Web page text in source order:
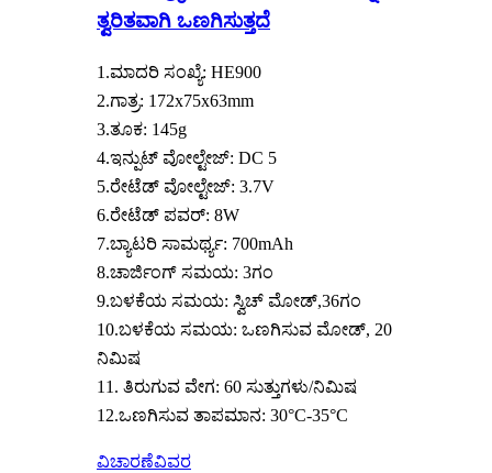
ತ್ವರಿತವಾಗಿ ಒಣಗಿಸುತ್ತದೆ
1.ಮಾದರಿ ಸಂಖ್ಯೆ: HE900
2.ಗಾತ್ರ: 172x75x63mm
3.ತೂಕ: 145g
4.ಇನ್ಪುಟ್ ವೋಲ್ಟೇಜ್: DC 5
5.ರೇಟೆಡ್ ವೋಲ್ಟೇಜ್: 3.7V
6.ರೇಟೆಡ್ ಪವರ್: 8W
7.ಬ್ಯಾಟರಿ ಸಾಮರ್ಥ್ಯ: 700mAh
8.ಚಾರ್ಜಿಂಗ್ ಸಮಯ: 3ಗಂ
9.ಬಳಕೆಯ ಸಮಯ: ಸ್ವಿಚ್ ಮೋಡ್,36ಗಂ
10.ಬಳಕೆಯ ಸಮಯ: ಒಣಗಿಸುವ ಮೋಡ್, 20
ನಿಮಿಷ
11. ತಿರುಗುವ ವೇಗ: 60 ಸುತ್ತುಗಳು/ನಿಮಿಷ
12.ಒಣಗಿಸುವ ತಾಪಮಾನ: 30°C-35°C
ವಿಚಾರಣೆವಿವರ